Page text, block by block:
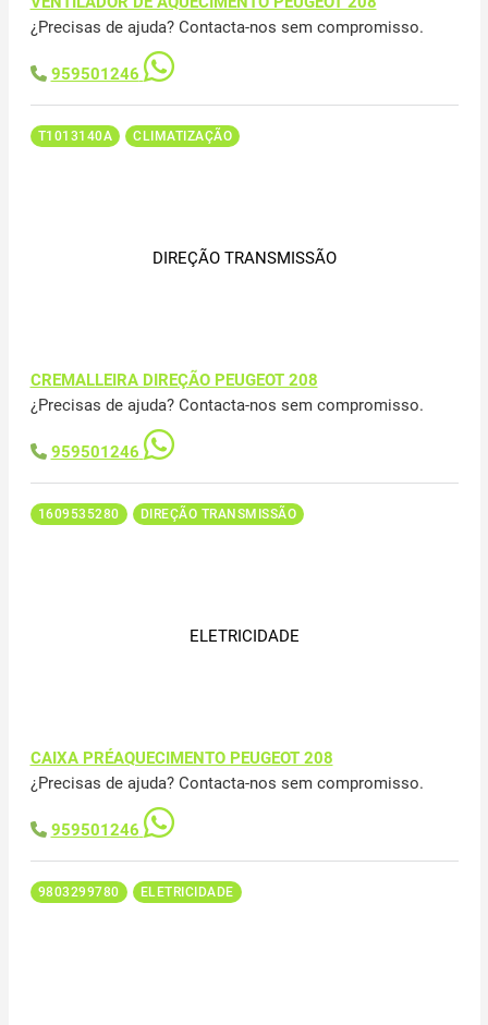
¿Precisas de ajuda? Contacta-nos sem compromisso.
959501246
T1013140A CLIMATIZAÇÃO
DIREÇÃO TRANSMISSÃO
CREMALLEIRA DIREÇÃO PEUGEOT 208
¿Precisas de ajuda? Contacta-nos sem compromisso.
959501246
1609535280 DIREÇÃO TRANSMISSÃO
ELETRICIDADE
CAIXA PRÉAQUECIMENTO PEUGEOT 208
¿Precisas de ajuda? Contacta-nos sem compromisso.
959501246
9803299780 ELETRICIDADE